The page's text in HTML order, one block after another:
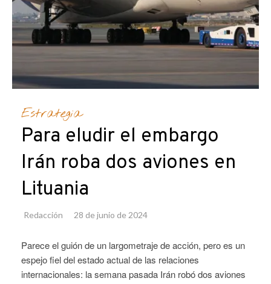
Estrategia
Para eludir el embargo
Irán roba dos aviones en
Lituania
Redacción 28 de junio de 2024
Parece el guión de un largometraje de acción, pero es un
espejo fiel del estado actual de las relaciones
internacionales: la semana pasada Irán robó dos aviones